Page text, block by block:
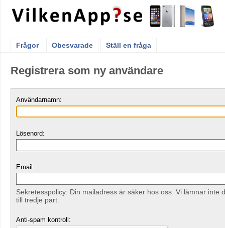
Frågor Obesvarade Ställ en fråga
Registrera som ny användare
Användarnamn:
Lösenord:
Email:
Sekretesspolicy: Din mailadress är säker hos oss. Vi lämnar inte
till tredje part.
Anti-spam kontroll: